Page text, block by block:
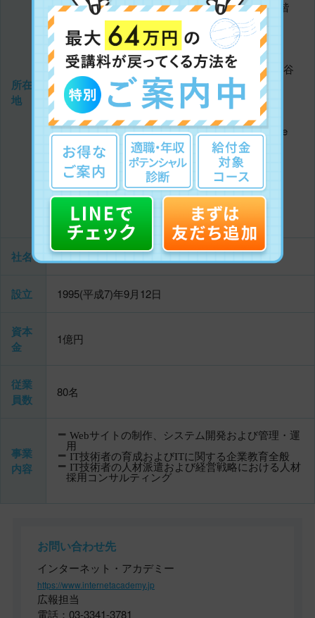
所在
地
東京都新宿区新宿2-5-15 新宿山興ビル2階
TEL：03-3341-3781
渋谷校
〒150-0043
東京都渋谷区道玄坂2-16-4 野村不動産渋谷
道玄坂ビル7階
TEL：03-5459-6039
バンガロール校
Brigade Metropolis, #223, 2nd Floor, Brigade
Arcade,
Mahadevapura Post,Garudacharpalya,
Bangalore -560048
TEL：080-49533329 (日本から：(+91)80-
49533329)
社名 インターネット・ビジネス・ジャパン株式会社
設立 1995(平成7)年9月12日
資本
金
1億円
従業
員数
80名
事業
内容
Webサイトの制作、システム開発および管理・運
用
IT技術者の育成およびITに関する企業教育全般
IT技術者の人材派遣および経営戦略における人材
採用コンサルティング
お問い合わせ先
インターネット・アカデミー
https://www.internetacademy.jp
広報担当
電話：03-3341-3781